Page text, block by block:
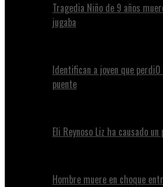
Tragedia Niño de 9 años
jugaba
Identifican a joven que
puente
Eli Reynoso Liz ha causado
Hombre muere en choque